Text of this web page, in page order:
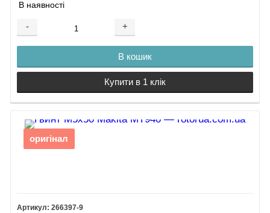
В наявності
- +
В кошик
Купити в 1 клік
оригінал
266397-9